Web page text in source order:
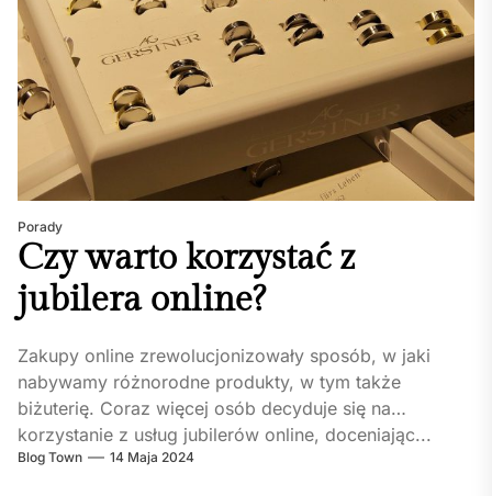
Porady
Czy warto korzystać z
jubilera online?
Zakupy online zrewolucjonizowały sposób, w jaki
nabywamy różnorodne produkty, w tym także
biżuterię. Coraz więcej osób decyduje się na
korzystanie z usług jubilerów online, doceniając...
Blog Town 14 Maja 2024